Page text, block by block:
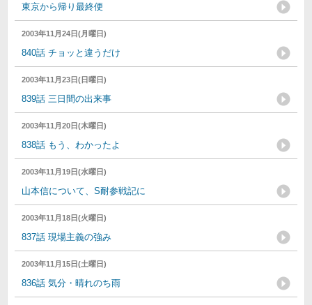
東京から帰り最終便
2003年11月24日(月曜日)
840話 チョッと違うだけ
2003年11月23日(日曜日)
839話 三日間の出来事
2003年11月20日(木曜日)
838話 もう、わかったよ
2003年11月19日(水曜日)
山本信について、S耐参戦記に
2003年11月18日(火曜日)
837話 現場主義の強み
2003年11月15日(土曜日)
836話 気分・晴れのち雨